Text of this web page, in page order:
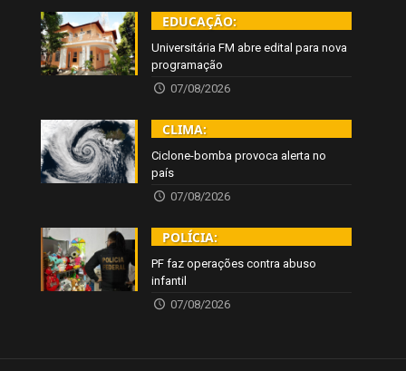
EDUCAÇÃO:
Universitária FM abre edital para nova
programação
07/08/2026
CLIMA:
Ciclone-bomba provoca alerta no
país
07/08/2026
POLÍCIA:
PF faz operações contra abuso
infantil
07/08/2026